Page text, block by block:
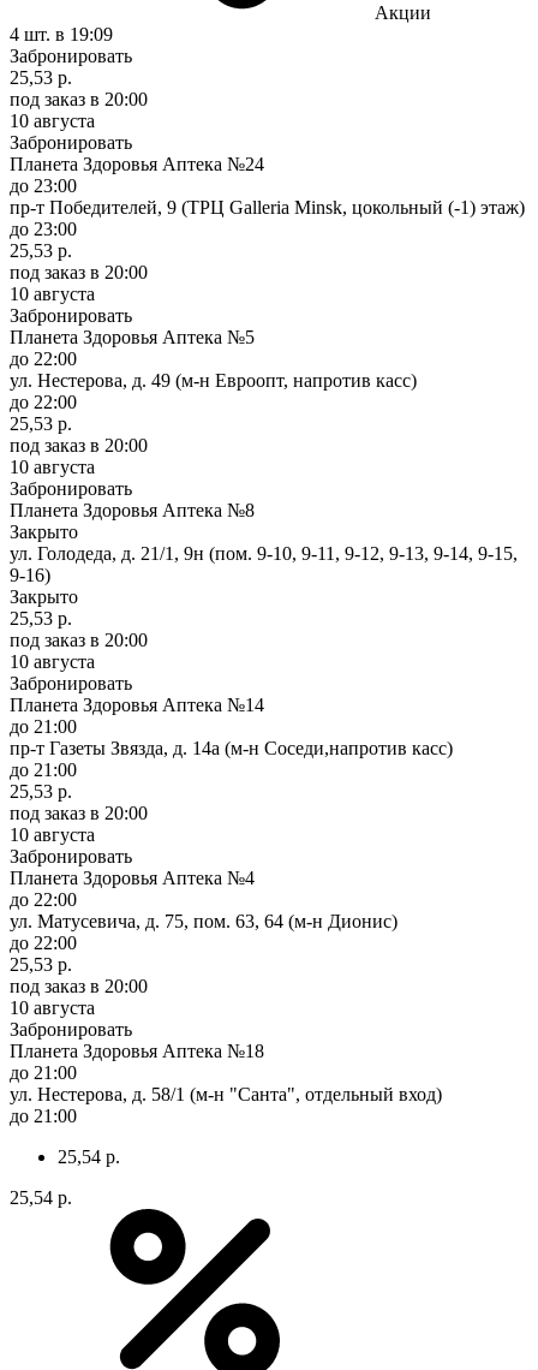
Акции
4 шт. в 19:09
Забронировать
25,53 р.
под заказ в 20:00
10 августа
Забронировать
Планета Здоровья Аптека №24
до 23:00
пр-т Победителей, 9 (ТРЦ Galleria Minsk, цокольный (-1) этаж)
до 23:00
25,53 р.
под заказ в 20:00
10 августа
Забронировать
Планета Здоровья Аптека №5
до 22:00
ул. Нестерова, д. 49 (м-н Евроопт, напротив касс)
до 22:00
25,53 р.
под заказ в 20:00
10 августа
Забронировать
Планета Здоровья Аптека №8
Закрыто
ул. Голодеда, д. 21/1, 9н (пом. 9-10, 9-11, 9-12, 9-13, 9-14, 9-15,
9-16)
Закрыто
25,53 р.
под заказ в 20:00
10 августа
Забронировать
Планета Здоровья Аптека №14
до 21:00
пр-т Газеты Звязда, д. 14а (м-н Соседи,напротив касс)
до 21:00
25,53 р.
под заказ в 20:00
10 августа
Забронировать
Планета Здоровья Аптека №4
до 22:00
ул. Матусевича, д. 75, пом. 63, 64 (м-н Дионис)
до 22:00
25,53 р.
под заказ в 20:00
10 августа
Забронировать
Планета Здоровья Аптека №18
до 21:00
ул. Нестерова, д. 58/1 (м-н "Санта", отдельный вход)
до 21:00
25,54 р.
25,54 р.